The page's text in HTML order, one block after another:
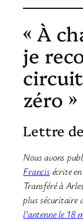
« À
je
zéro »
Lettre
Nous avons
Francis écrite
Transféré à
plus sécuritaire
l’antenne le 18